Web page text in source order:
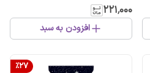
۲۲۱٬۰۰۰
افزودن به سبد
%27